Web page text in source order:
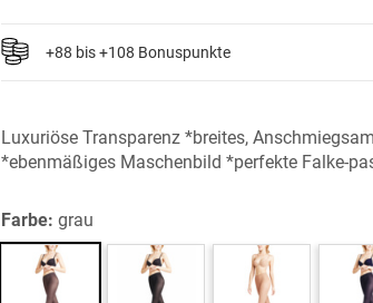
+88 bis +108 Bonuspunkte
Luxuriöse Transparenz *breites,
*ebenmäßiges Maschenbild *perfekte Falke-
Farbe:grau